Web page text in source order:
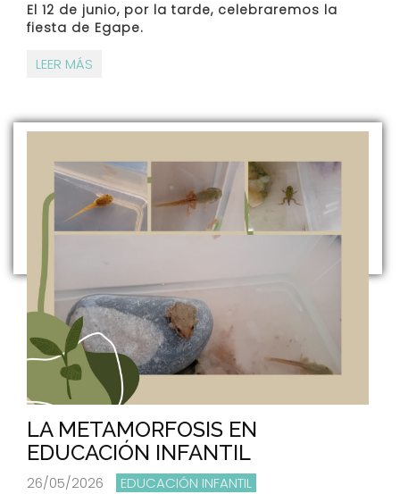
El 12 de junio, por la tarde, celebraremos la
fiesta de Egape.
LEER MÁS
LA METAMORFOSIS EN
EDUCACIÓN INFANTIL
26/05/2026 EDUCACIÓN INFANTIL